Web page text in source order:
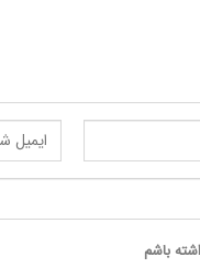
باشم